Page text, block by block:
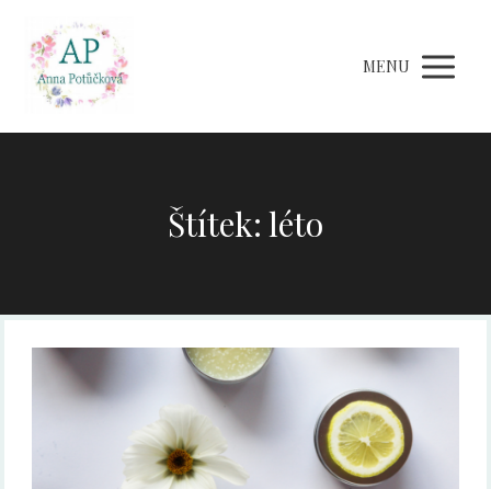
MENU
Štítek: léto